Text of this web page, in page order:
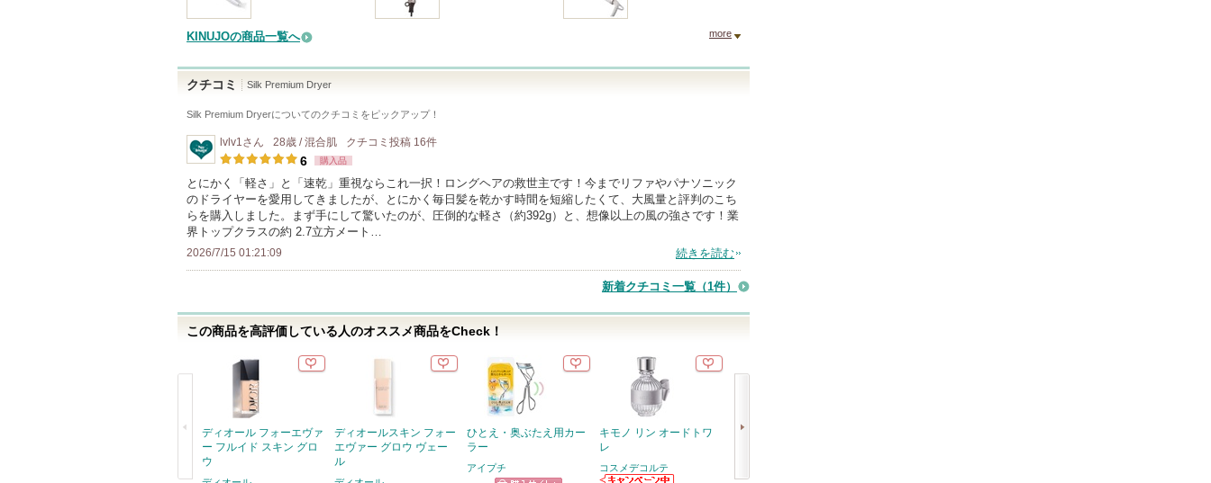
KINUJOの商品一覧へ more
クチコミ Silk Premium Dryer
Silk Premium Dryerについてのクチコミをピックアップ！
lvlv1さん 28歳 / 混合肌 クチコミ投稿 16件
6 購入品
とにかく「軽さ」と「速乾」重視ならこれ一択！ロングヘアの救世主です！今までリファやパナソニック
のドライヤーを愛用してきましたが、とにかく毎日髪を乾かす時間を短縮したくて、大風量と評判のこち
らを購入しました。まず手にして驚いたのが、圧倒的な軽さ（約392g）と、想像以上の風の強さです！業
界トップクラスの約 2.7立方メート…
2026/7/15 01:21:09 続きを読む
新着クチコミ一覧 （1件）
この商品を高評価している人のオススメ商品をCheck！
ディオール フォーエヴァ
ー フルイド スキン グロ
ウ
ディオールスキン フォー
エヴァー グロウ ヴェー
ル
ひとえ・奥ぶたえ用カー
ラー
アイプチ
キモノ リン オードトワ
レ
コスメデコルテ
ディオールスキン フォー